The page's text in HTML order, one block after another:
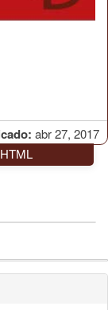
abr 27, 2017
HTML